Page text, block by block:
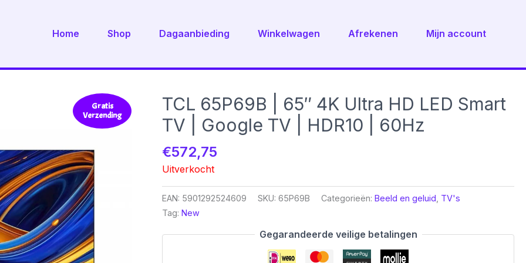
Home Shop Dagaanbieding Winkelwagen Afrekenen Mijn account
Gratis
Verzending
TCL 65P69B | 65″ 4K Ultra HD LED Smart
TV | Google TV | HDR10 | 60Hz
€572,75
Uitverkocht
EAN: 5901292524609 SKU:65P69B Categorieën:Beeld en geluid TV's
Tag:New
Gegarandeerde veilige betalingen